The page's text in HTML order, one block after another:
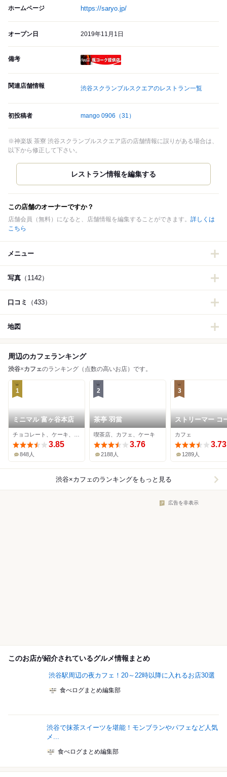
ホームページ https://saryo.jp/
オープン日 2019年11月1日
備考
関連店舗情報 渋谷スクランブルスクエアのレストラン一覧
初投稿者 mango 0906 （31）
※神楽坂 茶寮 渋谷スクランブルスクエア店の店舗情報に誤りがある場合は、
以下から修正して下さい。
この店舗のオーナーですか？
店舗会員（無料）になると、店舗情報を編集することができます。 詳しくは
こちら
メニュー
写真 （1142）
口コミ （433）
地図
周辺のカフェランキング
渋谷×カフェのランキング（点数の高いお店）です。
1
ミニマル 富ヶ谷本店
3.85
848人
2
茶亭 羽當
喫茶店、カフェ、ケーキ
3.76
2188人
3
ストリーマー コ
ーカンパニー
SHIBUYA
カフェ
3.73
1289人
渋谷×カフェのランキングをもっと見る
広告を非表示
このお店が紹介されているグルメ情報まとめ
渋谷駅周辺の夜カフェ！20～22時以降に入れるお店30選
食べログまとめ編集部
渋谷で抹茶スイーツを堪能！モンブランやパフェなど人気
メ...
食べログまとめ編集部